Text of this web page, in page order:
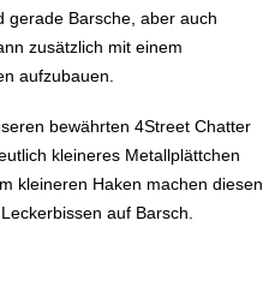
gerade Barsche, aber auch
zusätzlich mit einem
aufzubauen.
bewährten 4Street Chatter
kleineres Metallplättchen
kleineren Haken machen diesen
auf Barsch.